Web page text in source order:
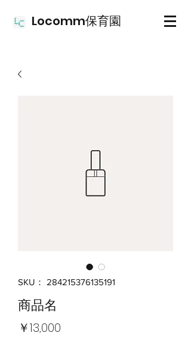
Locomm保育園
SKU： 284215376135191
商品名
￥13,000